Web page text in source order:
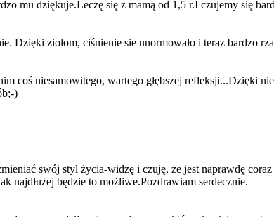
mu dziękuje.Leczę się z mamą od 1,5 r.I czujemy się
Dzięki ziołom, ciśnienie sie unormowało i teraz bardzo
coś niesamowitego, wartego głębszej
)
zmieniać swój styl życia-widzę i czuję, że jest
najdłużej będzie to możliwe.Pozdrawiam serdecznie.